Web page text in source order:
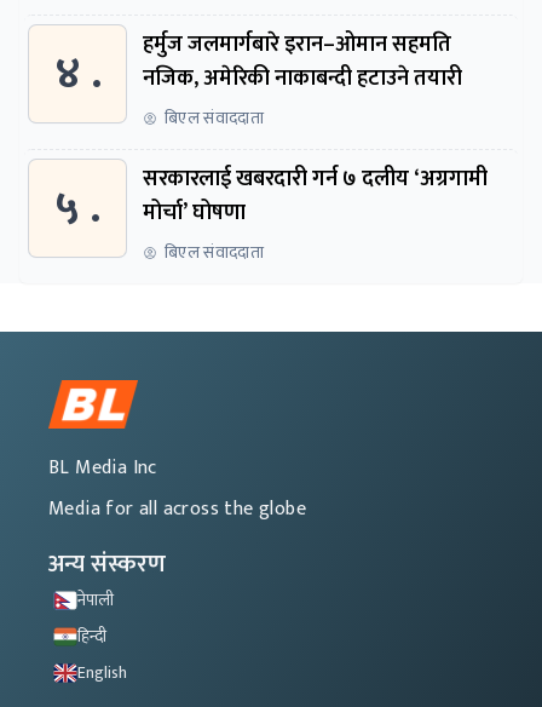
४ .
हर्मुज जलमार्गबारे इरान–ओमान सहमति
नजिक, अमेरिकी नाकाबन्दी हटाउने तयारी
बिएल संवाददाता
५ .
सरकारलाई खबरदारी गर्न ७ दलीय ‘अग्रगामी
मोर्चा’ घोषणा
बिएल संवाददाता
BL Media Inc
Media for all across the globe
अन्य संस्करण
नेपाली
हिन्दी
English